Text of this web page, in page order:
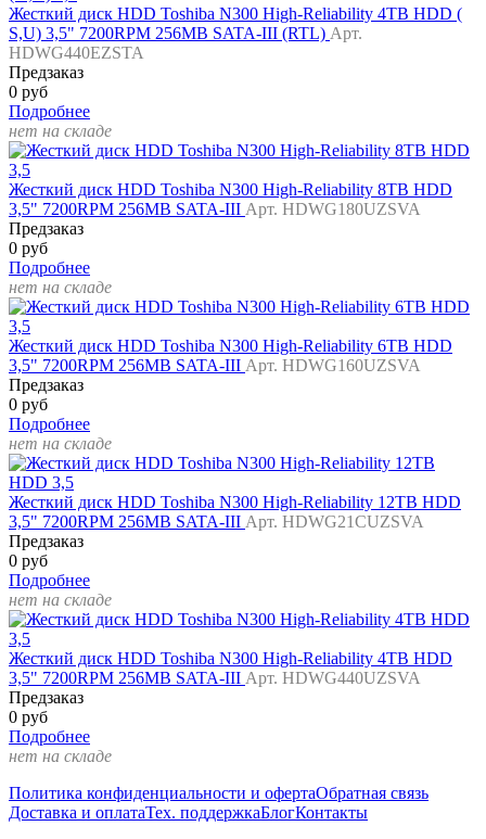
Жесткий диск HDD Toshiba N300 High-Reliability 4TB HDD (
S,U) 3,5" 7200RPM 256MB SATA-III (RTL) Арт.
HDWG440EZSTA
Предзаказ
0 руб
Подробнее
нет на складе
Жесткий диск HDD Toshiba N300 High-Reliability 8TB HDD
3,5" 7200RPM 256MB SATA-III Арт. HDWG180UZSVA
Предзаказ
0 руб
Подробнее
нет на складе
Жесткий диск HDD Toshiba N300 High-Reliability 6TB HDD
3,5" 7200RPM 256MB SATA-III Арт. HDWG160UZSVA
Предзаказ
0 руб
Подробнее
нет на складе
Жесткий диск HDD Toshiba N300 High-Reliability 12TB HDD
3,5" 7200RPM 256MB SATA-III Арт. HDWG21CUZSVA
Предзаказ
0 руб
Подробнее
нет на складе
Жесткий диск HDD Toshiba N300 High-Reliability 4TB HDD
3,5" 7200RPM 256MB SATA-III Арт. HDWG440UZSVA
Предзаказ
0 руб
Подробнее
нет на складе
Политика конфиденциальности и офертаОбратная связь
Доставка и оплатаТех. поддержкаБлогКонтакты